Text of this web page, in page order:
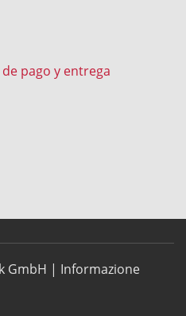
pago y entrega
GmbH | Informazione